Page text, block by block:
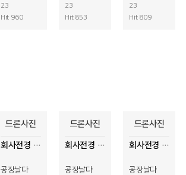
23
Hit 960
23
Hit 853
23
Hit 809
드론사진
회사전경 드론사진
공장날다
드론사진
회사전경 드론사진
공장날다
드론사진
회사전경 드론사진
공장날다